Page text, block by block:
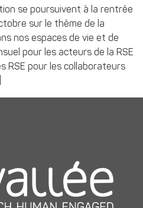
se poursuivent à la rentrée
sur le thème de la
nos espaces de vie et de
pour les acteurs de la RSE
RSE pour les collaborateurs